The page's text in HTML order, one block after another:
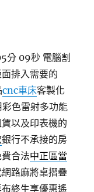
分 09秒 電腦割
排入需要的
cnc車床客製化
色雷射多功能
以及印表機的
銀行不承接的房
合法中正區當
路麻將桌摺疊
終生享優惠遙